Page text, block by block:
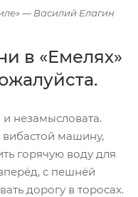
— Василий Елагин
в «Емелях»
незамысловата.
вибастой машину,
горячую воду для
с пешнёй
дорогу в торосах.